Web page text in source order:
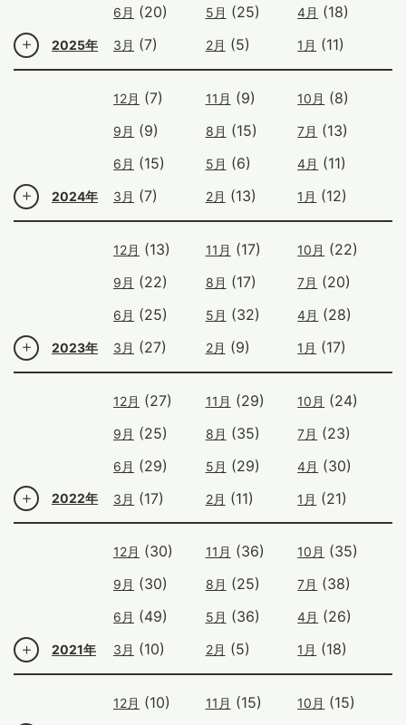
2025年
6月 (20) 5月 (25) 4月 (18)
3月 (7) 2月 (5) 1月 (11)
2024年
12月 (7) 11月 (9) 10月 (8)
9月 (9) 8月 (15) 7月 (13)
6月 (15) 5月 (6) 4月 (11)
3月 (7) 2月 (13) 1月 (12)
2023年
12月 (13) 11月 (17) 10月 (22)
9月 (22) 8月 (17) 7月 (20)
6月 (25) 5月 (32) 4月 (28)
3月 (27) 2月 (9) 1月 (17)
2022年
12月 (27) 11月 (29) 10月 (24)
9月 (25) 8月 (35) 7月 (23)
6月 (29) 5月 (29) 4月 (30)
3月 (17) 2月 (11) 1月 (21)
2021年
12月 (30) 11月 (36) 10月 (35)
9月 (30) 8月 (25) 7月 (38)
6月 (49) 5月 (36) 4月 (26)
3月 (10) 2月 (5) 1月 (18)
12月 (10) 11月 (15) 10月 (15)